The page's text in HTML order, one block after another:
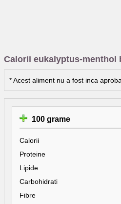
Calorii eukalyptus-menthol
* Acest aliment nu a fost inca
100 grame
Calorii
Proteine
Lipide
Carbohidrati
Fibre